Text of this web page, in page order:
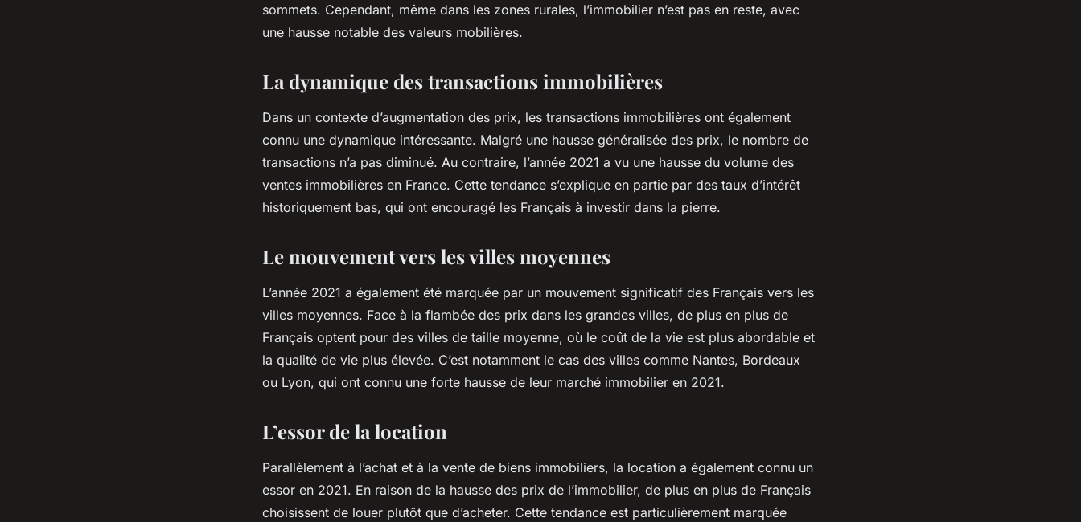
sommets. Cependant, même dans les zones rurales, l’immobilier n’est pas en reste, avec
une hausse notable des valeurs mobilières.
La dynamique des transactions immobilières
Dans un contexte d’augmentation des prix, les transactions immobilières ont également
connu une dynamique intéressante. Malgré une hausse généralisée des prix, le nombre de
transactions n’a pas diminué. Au contraire, l’année 2021 a vu une hausse du volume des
ventes immobilières en France. Cette tendance s’explique en partie par des taux d’intérêt
historiquement bas, qui ont encouragé les Français à investir dans la pierre.
Le mouvement vers les villes moyennes
L’année 2021 a également été marquée par un mouvement significatif des Français vers les
villes moyennes. Face à la flambée des prix dans les grandes villes, de plus en plus de
Français optent pour des villes de taille moyenne, où le coût de la vie est plus abordable et
la qualité de vie plus élevée. C’est notamment le cas des villes comme Nantes, Bordeaux
ou Lyon, qui ont connu une forte hausse de leur marché immobilier en 2021.
L’essor de la location
Parallèlement à l’achat et à la vente de biens immobiliers, la location a également connu un
essor en 2021. En raison de la hausse des prix de l’immobilier, de plus en plus de Français
choisissent de louer plutôt que d’acheter. Cette tendance est particulièrement marquée